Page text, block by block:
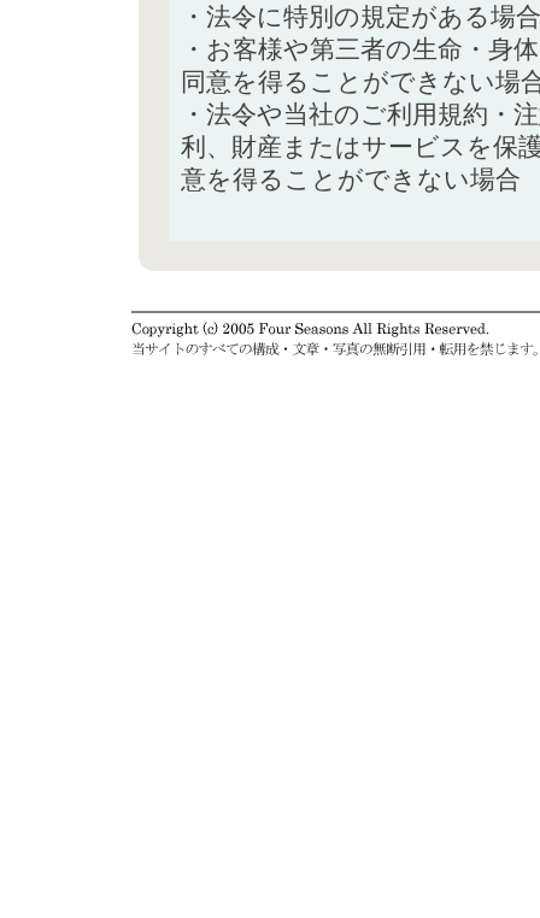
・法令に特別の規定がある場合
・お客様や第三者の生命・身
同意を得ることができない場
・法令や当社のご利用規約・
利、財産またはサービスを保
意を得ることができない場合